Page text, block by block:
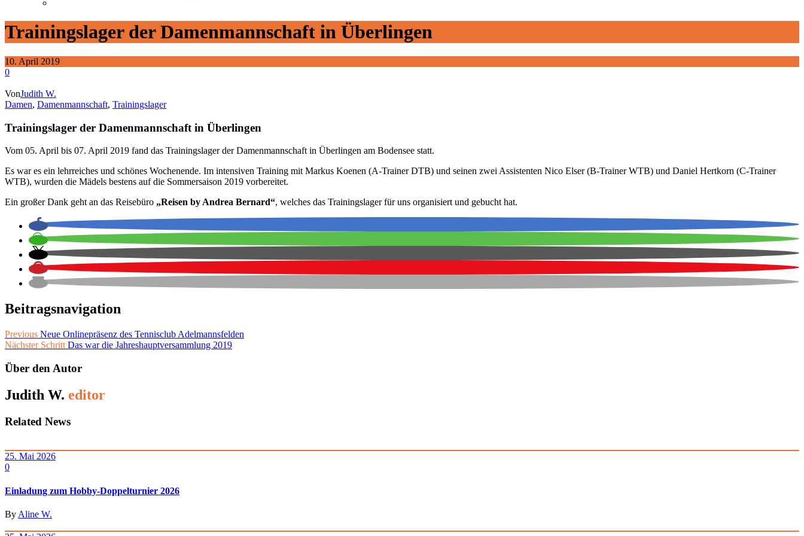
Trainingslager der Damenmannschaft in Überlingen
10. April 2019
0
VonJudith W.
Damen, Damenmannschaft, Trainingslager
Trainingslager der Damenmannschaft in Überlingen
Vom 05. April bis 07. April 2019 fand das Trainingslager der Damenmannschaft in Überlingen am Bodensee statt.
Es war es ein lehrreiches und schönes Wochenende. Im intensiven Training mit Markus Koenen (A-Trainer DTB) und seinen zwei Assistenten Nico Elser (B-Trainer WTB) und Daniel Hertkorn (C-Trainer
WTB), wurden die Mädels bestens auf die Sommersaison 2019 vorbereitet.
Ein großer Dank geht an das Reisebüro „Reisen by Andrea Bernard“, welches das Trainingslager für uns organisiert und gebucht hat.
Beitragsnavigation
Previous Neue Onlinepräsenz des Tennisclub Adelmannsfelden
Nächster Schritt Das war die Jahreshauptversammlung 2019
Über den Autor
Judith W. editor
Related News
25. Mai 2026
0
Einladung zum Hobby-Doppelturnier 2026
By Aline W.